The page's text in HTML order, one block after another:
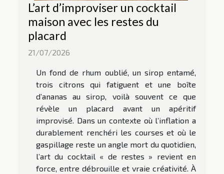
L’art d’improviser un cocktail
maison avec les restes du
placard
21/07/2026
Un fond de rhum oublié, un sirop entamé,
trois citrons qui fatiguent et une boîte
d’ananas au sirop, voilà souvent ce que
révèle un placard avant un apéritif
improvisé. Dans un contexte où l’inflation a
durablement renchéri les courses et où le
gaspillage reste un angle mort du quotidien,
l’art du cocktail « de restes » revient en
force, entre débrouille et vraie créativité. À